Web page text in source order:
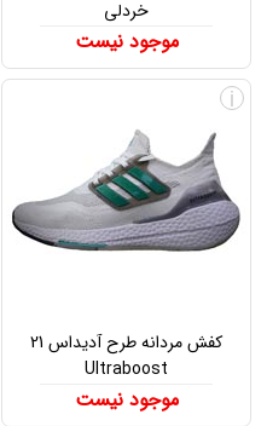
خردلی
موجود نیست
کفش مردانه طرح آدیداس 21
Ultraboost
موجود نیست
i